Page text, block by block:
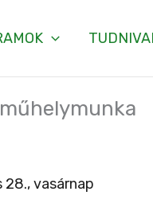
műhelymunka
vasárnap